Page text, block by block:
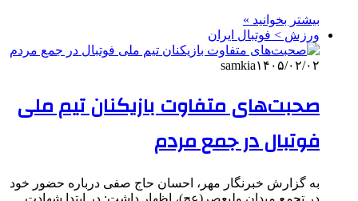
بیشتر بخوانید »
ورزش > فوتبال ایران
samkia۱۴۰۵/۰۲/۰۲
صحبت‌های متفاوت بازیکنان تیم ملی
فوتبال در جمع مردم
به گزارش خبرنگار مهر، احسان حاج صفی درباره حضور خود
در تجمع میدان ولیعصر(عج)، اظهار داشت: در ابتدا شهادت